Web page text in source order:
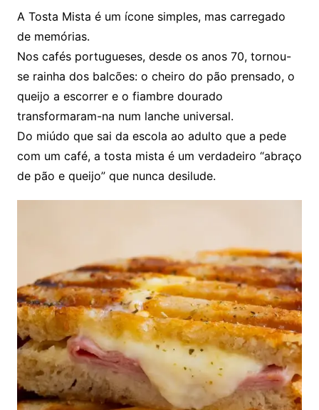
A Tosta Mista é um ícone simples, mas carregado
de memórias.
Nos cafés portugueses, desde os anos 70, tornou-
se rainha dos balcões: o cheiro do pão prensado, o
queijo a escorrer e o fiambre dourado
transformaram-na num lanche universal.
Do miúdo que sai da escola ao adulto que a pede
com um café, a tosta mista é um verdadeiro “abraço
de pão e queijo” que nunca desilude.